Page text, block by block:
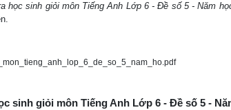
học sinh giỏi môn Tiếng Anh Lớp 6 - Đề số 5 - Năm
sinh giỏi môn Tiếng Anh Lớp 6 - Đề số 5 -